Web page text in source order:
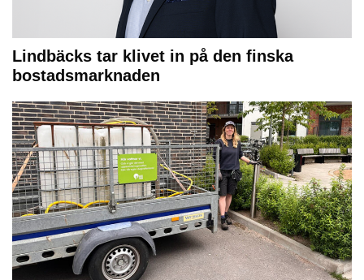
Lindbäcks tar klivet in på den finska
bostadsmarknaden